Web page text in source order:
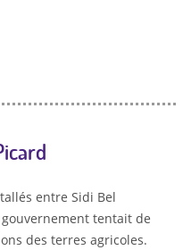
entre Sidi Bel
tentait de
des terres agricoles.